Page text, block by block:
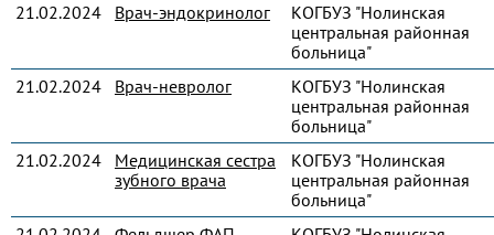
21.02.2024 Врач-эндокринолог
КОГБУЗ "Нолинская
центральная районная
больница"
21.02.2024
Врач-невролог
КОГБУЗ "Нолинская
центральная районная
больница"
21.02.2024
Медицинская сестра
зубного врача
КОГБУЗ "Нолинская
центральная районная
больница"